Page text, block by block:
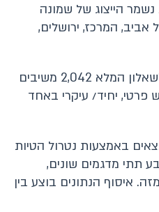
נשמר הייצוג של שמונה
אביב, המרכז, ירושלים,
מתוך כלל המשיבים המשיכו לשאלון המלא 2,042 משיבים
פרטי, יחיד/ עיקרי באחד
באמצעות נטרול הטיות
תתי מדגמים שונים,
איסוף הנתונים בוצע בין